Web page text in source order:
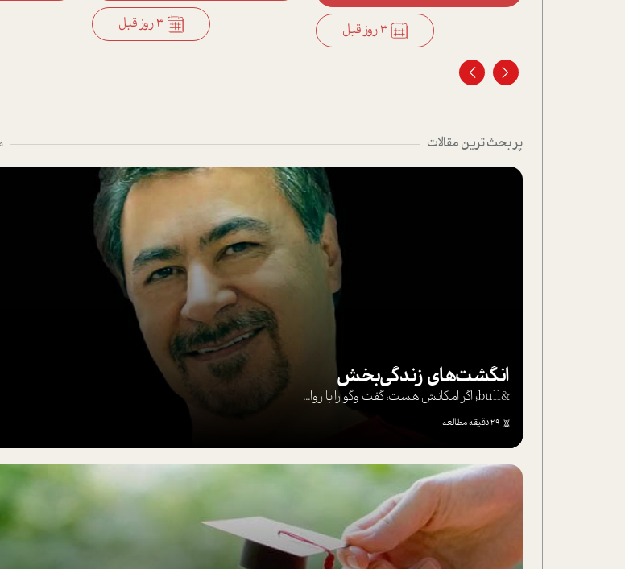
3 روز قبل 3 روز قبل
پر بحث ترین مقالات
انگشت‌های‌ زندگی‌بخش
&bull; اگر امکانش هست، گفت وگو را با روا...
29 دقیقه مطالعه